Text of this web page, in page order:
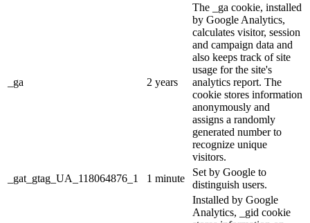
_ga 2 years
The _ga cookie, installed
by Google Analytics,
calculates visitor, session
and campaign data and
also keeps track of site
usage for the site's
analytics report. The
cookie stores information
anonymously and
assigns a randomly
generated number to
recognize unique
visitors.
_gat_gtag_UA_118064876_1
1 minute
Set by Google to
distinguish users.
Installed by Google
Analytics, _gid cookie